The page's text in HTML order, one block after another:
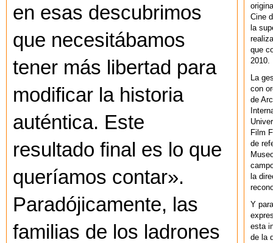
en esas descubrimos
que necesitábamos
tener más libertad para
modificar la historia
auténtica. Este
resultado final es lo que
queríamos contar».
Paradójicamente, las
familias de los ladrones
Cine
la
que
2010.
La
con
de
Film
de
la
Y
esta
de la